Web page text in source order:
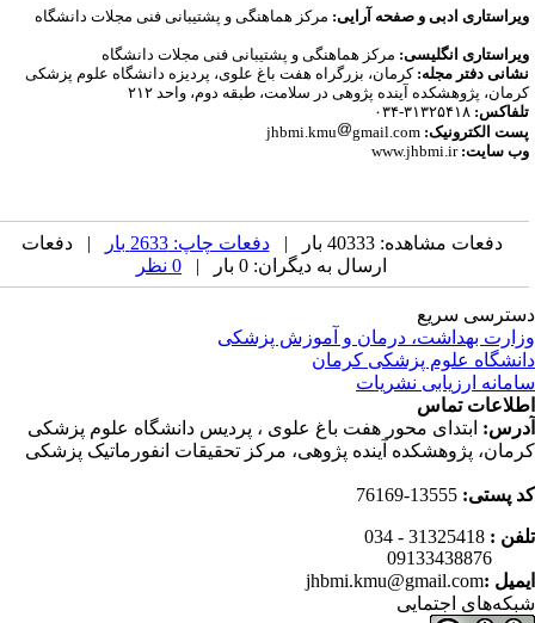
ادبی و صفحه آرایی:مرکز هماهنگی و پشتیبانی فنی مجلات دانشگاه
انگلیسی:مرکز هماهنگی و پشتیبانی فنی مجلات دانشگاه
دفتر مجله:کرمان، بزرگراه هفت باغ علوی، پردیزه دانشگاه علوم پزشکی
پژوهشکده آینده پژوهی در سلامت، طبقه دوم، واحد ۲۱۲
۳۱۳۲۵۴۱۸-۰۳۴
الکترونیک:jhbmi.kmu
gmail.com
سایت:www.jhbmi.ir
دفعات مشاهده: 40333 بار | دفعات چاپ: 2633 بار
| دفعات
ارسال به دیگران: 0 بار |
سریع
بهداشت، درمان و آموزش پزشکی
علوم پزشکی کرمان
ارزیابی نشریات
تماس
ابتدای محور هفت باغ علوی ، پردیس دانشگاه علوم پزشکی
پژوهشکده آینده پژوهی، مرکز تحقیقات انفورماتیک پزشکی
پستی: 13555-76169
:
31325418 - 034
:
jhbmi.kmu@gmail.com
اجتمایی